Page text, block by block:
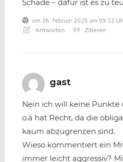
Schade – dafür ist es zu
am 26. Februar 2025 um 09:32
Antworten Zitieren
gast
Nein ich will keine Punkte
o.ä hat Recht, da die
kaum abzugrenzen sind.
Wieso kommentiert ein
immer leicht aggressiv?